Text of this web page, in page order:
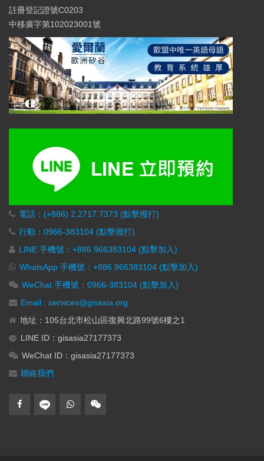
註冊登記證號C0203
中移廣字第102023001號
電話：(+886) 2.2717.7373 (點擊撥打)
行動：0966-383104 (點擊撥打)
LINE 手機號：+886 966383104 (點擊加入)
WhatsApp 手機號：+886 966383104 (點擊加入)
WeChat 手機號：0966-383104 (點擊加入)
Email : services@gisasia.org
地址：105台北市松山區復興北路99號6樓之1
LINE ID：gisasia27177373
WeChat ID：gisasia27177373
聯絡我們